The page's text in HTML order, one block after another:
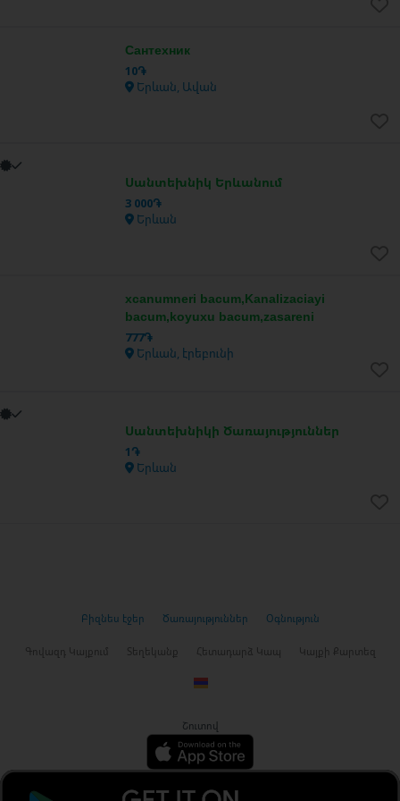
Сантехник
10֏
Երևան, Ավան
Սանտեխնիկ Երևանում
3 000֏
Երևան
xcanumneri bacum,Kanalizaciayi
bacum,koyuxu bacum,zasareni
777֏
Երևան, էրեբունի
Սանտեխնիկի Ծառայություններ
1֏
Երևան
Բիզնես էջեր Ծառայություններ Օգնություն
Գովազդ Կայքում Տեղեկանք Հետադարձ Կապ Կայքի Քարտեզ
Շուտով